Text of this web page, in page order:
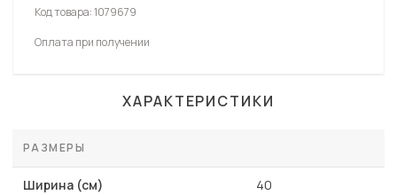
Код товара:1079679
Оплата при получении
ХАРАКТЕРИСТИКИ
РАЗМЕРЫ
Ширина (см) 40